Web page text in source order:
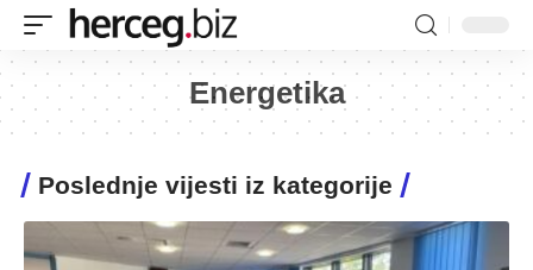
Energetika
Poslednje vijesti iz kategorije